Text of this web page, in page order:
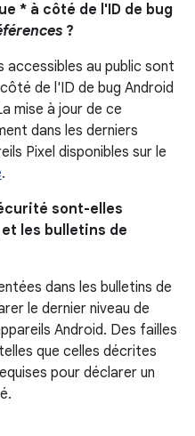
* à côté de l'ID de bug
?
accessibles au public sont
de l'ID de bug Android
mise à jour de ce
dans les derniers
Pixel disponibles sur le
.
sont-elles
les bulletins de
dans les bulletins de
le dernier niveau de
Android. Des failles
que celles décrites
pour déclarer un